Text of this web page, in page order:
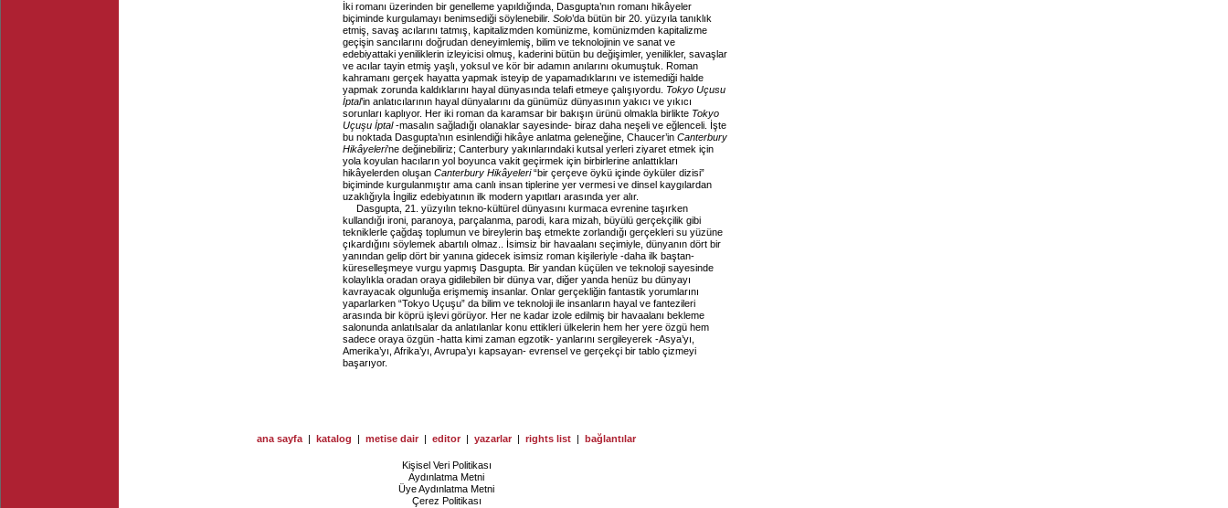
İki romanı üzerinden bir genelleme yapıldığında, Dasgupta’nın romanı hikâyeler
biçiminde kurgulamayı benimsediği söylenebilir. Solo’da bütün bir 20. yüzyıla tanıklık
etmiş, savaş acılarını tatmış, kapitalizmden komünizme, komünizmden kapitalizme
geçişin sancılarını doğrudan deneyimlemiş, bilim ve teknolojinin ve sanat ve
edebiyattaki yeniliklerin izleyicisi olmuş, kaderini bütün bu değişimler, yenilikler, savaşlar
ve acılar tayin etmiş yaşlı, yoksul ve kör bir adamın anılarını okumuştuk. Roman
kahramanı gerçek hayatta yapmak isteyip de yapamadıklarını ve istemediği halde
yapmak zorunda kaldıklarını hayal dünyasında telafi etmeye çalışıyordu. Tokyo Uçusu
İptal’in anlatıcılarının hayal dünyalarını da günümüz dünyasının yakıcı ve yıkıcı
sorunları kaplıyor. Her iki roman da karamsar bir bakışın ürünü olmakla birlikte Tokyo
Uçuşu İptal-masalın sağladığı olanaklar sayesinde- biraz daha neşeli ve eğlenceli. İşte
bu noktada Dasgupta’nın esinlendiği hikâye anlatma geleneğine, Chaucer’in Canterbury
Hikâyeleri’ne değinebiliriz; Canterbury yakınlarındaki kutsal yerleri ziyaret etmek için
yola koyulan hacıların yol boyunca vakit geçirmek için birbirlerine anlattıkları
hikâyelerden oluşan Canterbury Hikâyeleri“bir çerçeve öykü içinde öyküler dizisi”
biçiminde kurgulanmıştır ama canlı insan tiplerine yer vermesi ve dinsel kaygılardan
uzaklığıyla İngiliz edebiyatının ilk modern yapıtları arasında yer alır.
Dasgupta, 21. yüzyılın tekno-kültürel dünyasını kurmaca evrenine taşırken
kullandığı ironi, paranoya, parçalanma, parodi, kara mizah, büyülü gerçekçilik gibi
tekniklerle çağdaş toplumun ve bireylerin baş etmekte zorlandığı gerçekleri su yüzüne
çıkardığını söylemek abartılı olmaz.. İsimsiz bir havaalanı seçimiyle, dünyanın dört bir
yanından gelip dört bir yanına gidecek isimsiz roman kişileriyle -daha ilk baştan-
küreselleşmeye vurgu yapmış Dasgupta. Bir yandan küçülen ve teknoloji sayesinde
kolaylıkla oradan oraya gidilebilen bir dünya var, diğer yanda henüz bu dünyayı
kavrayacak olgunluğa erişmemiş insanlar. Onlar gerçekliğin fantastik yorumlarını
yaparlarken “Tokyo Uçuşu” da bilim ve teknoloji ile insanların hayal ve fantezileri
arasında bir köprü işlevi görüyor. Her ne kadar izole edilmiş bir havaalanı bekleme
salonunda anlatılsalar da anlatılanlar konu ettikleri ülkelerin hem her yere özgü hem
sadece oraya özgün -hatta kimi zaman egzotik- yanlarını sergileyerek -Asya’yı,
Amerika’yı, Afrika’yı, Avrupa’yı kapsayan- evrensel ve gerçekçi bir tablo çizmeyi
başarıyor.
ana sayfa | katalog | metise dair | editor | yazarlar | rights list | bağlantılar
Kişisel Veri Politikası
Aydınlatma Metni
Üye Aydınlatma Metni
Çerez Politikası